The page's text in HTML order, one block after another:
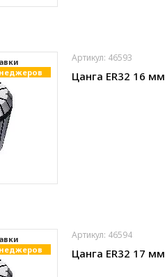
Артикул: 46593
Цанга ER32 16 мм
Артикул: 46594
Цанга ER32 17 мм